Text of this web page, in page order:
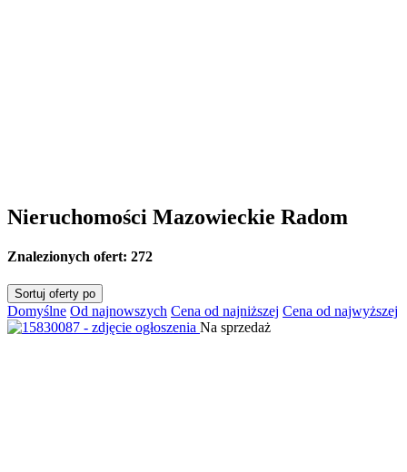
Nieruchomości Mazowieckie Radom
Znalezionych ofert: 272
Sortuj oferty po
Domyślne Od najnowszych Cena od najniższej Cena od najwyższej
Na sprzedaż